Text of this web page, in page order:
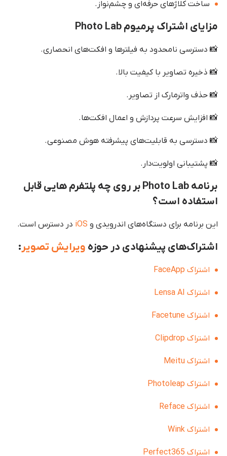
ساخت کلاژهای حرفه‌ای و چشم‌نواز.
مزایای اشتراک پرمیوم Photo Lab
📸 دسترسی نامحدود به فیلترها و افکت‌های انحصاری.
📸 ذخیره تصاویر با کیفیت بالا.
📸 حذف واترمارک از تصاویر.
📸 افزایش سرعت پردازش و اعمال افکت‌ها.
📸 دسترسی به قابلیت‌های پیشرفته هوش مصنوعی.
📸 پشتیبانی اولویت‌دار.
برنامه Photo Lab بر روی چه پلتفرم هایی قابل
استفاده است؟
این برنامه برای دستگاه‌های اندرویدی و iOS در دسترس است.
اشتراک‌های پیشنهادی در حوزه ویرایش تصویر:
اشتراک FaceApp
اشتراک Lensa AI
اشتراک Facetune
اشتراک Clipdrop
اشتراک Meitu
اشتراک Photoleap
اشتراک Reface
اشتراک Wink
اشتراک Perfect365